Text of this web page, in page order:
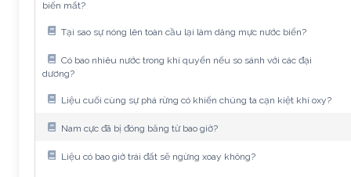
biến mất?
Tại sao sự nóng lên toàn cầu lại làm dâng mực nước biển?
Có bao nhiêu nước trong khí quyển nếu so sánh với các đại
dương?
Liệu cuối cùng sự phá rừng có khiến chúng ta cạn kiệt khí oxy?
Nam cực đã bị đóng băng từ bao giờ?
Liệu có bao giờ trái đất sẽ ngừng xoay không?